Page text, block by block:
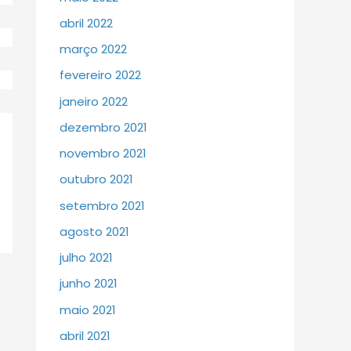
abril 2022
março 2022
fevereiro 2022
janeiro 2022
dezembro 2021
novembro 2021
outubro 2021
setembro 2021
agosto 2021
julho 2021
junho 2021
maio 2021
abril 2021